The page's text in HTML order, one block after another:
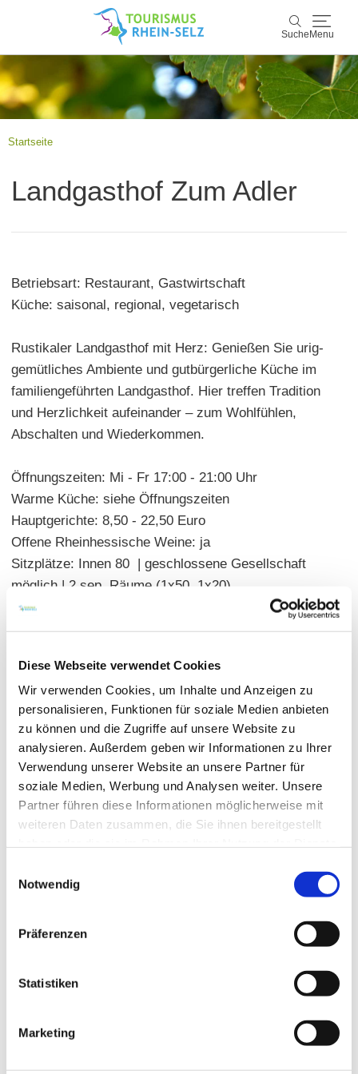
Diese Webseite verwendet Cookies
Wir verwenden Cookies, um Inhalte und Anzeigen zu
personalisieren, Funktionen für soziale Medien anbieten
zu können und die Zugriffe auf unsere Website zu
analysieren. Außerdem geben wir Informationen zu Ihrer
Verwendung unserer Website an unsere Partner für
soziale Medien, Werbung und Analysen weiter. Unsere
Partner führen diese Informationen möglicherweise mit
weiteren Daten zusammen, die Sie ihnen bereitgestellt
Notwendig
Präferenzen
Statistiken
Marketing
Suche Menu
Suche
Rhein-Selz
Startseite
Landgasthof Zum Adler
Betriebsart: Restaurant, Gastwirtschaft
Küche: saisonal, regional, vegetarisch
Rustikaler Landgasthof mit Herz: Genießen Sie urig-
gemütliches Ambiente und gutbürgerliche Küche im
familiengeführten Landgasthof. Hier treffen Tradition
und Herzlichkeit aufeinander – zum Wohlfühlen,
Abschalten und Wiederkommen.
Öffnungszeiten: Mi - Fr 17:00 - 21:00 Uhr
Warme Küche: siehe Öffnungszeiten
Hauptgerichte: 8,50 - 22,50 Euro
Offene Rheinhessische Weine: ja
Sitzplätze: Innen 80 | geschlossene Gesellschaft
möglich | 2 sep. Räume (1x50, 1x20)
21.04.2020 bis 01.08.2050